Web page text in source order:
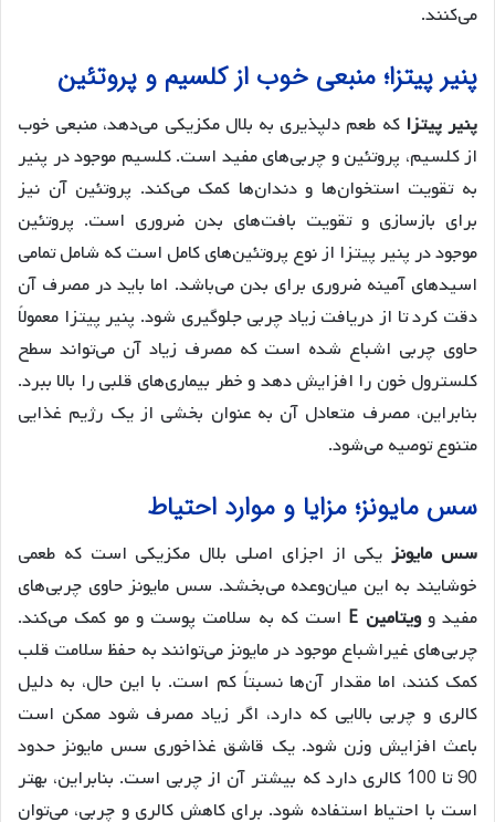
می‌کنند.
پنیر پیتزا؛ منبعی خوب از کلسیم و پروتئین
پنیر پیتزا که طعم دلپذیری به بلال مکزیکی می‌دهد، منبعی خوب
از کلسیم، پروتئین و چربی‌های مفید است. کلسیم موجود در پنیر
به تقویت استخوان‌ها و دندان‌ها کمک می‌کند. پروتئین آن نیز
برای بازسازی و تقویت بافت‌های بدن ضروری است. پروتئین
موجود در پنیر پیتزا از نوع پروتئین‌های کامل است که شامل تمامی
اسیدهای آمینه ضروری برای بدن می‌باشد. اما باید در مصرف آن
دقت کرد تا از دریافت زیاد چربی جلوگیری شود. پنیر پیتزا معمولاً
حاوی چربی اشباع شده است که مصرف زیاد آن می‌تواند سطح
کلسترول خون را افزایش دهد و خطر بیماری‌های قلبی را بالا ببرد.
بنابراین، مصرف متعادل آن به عنوان بخشی از یک رژیم غذایی
متنوع توصیه می‌شود.
سس مایونز؛ مزایا و موارد احتیاط
سس مایونزیکی از اجزای اصلی بلال مکزیکی است که طعمی
خوشایند به این میان‌وعده می‌بخشد. سس مایونز حاوی چربی‌های
مفید وویتامین E
است که به سلامت پوست و مو کمک می‌کند.
چربی‌های غیراشباع موجود در مایونز می‌توانند به حفظ سلامت قلب
کمک کنند، اما مقدار آن‌ها نسبتاً کم است. با این حال، به دلیل
کالری و چربی بالایی که دارد، اگر زیاد مصرف شود ممکن است
باعث افزایش وزن شود. یک قاشق غذاخوری سس مایونز حدود
90 تا 100 کالری دارد که بیشتر آن از چربی است. بنابراین، بهتر
است با احتیاط استفاده شود. برای کاهش کالری و چربی، می‌توان